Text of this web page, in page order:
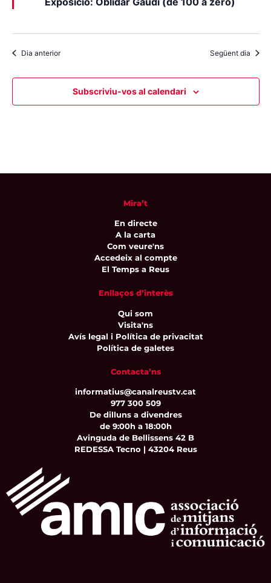
Dia anterior Següent dia
Subscriviu-vos al calendari
Mira’t
En directe
A la carta
Com veure'ns
Accedeix al compte
El Temps a Reus
Enllaços d’interès
Qui som
Visita'ns
Avís legal i Política de privacitat
Política de galetes
Contacta’ns
informatius@canalreustv.cat
977 300 509
De dilluns a divendres
de 9:00h a 18:00h
Avinguda de Bellissens 42 B
REDESSA Tecno | 43204 Reus